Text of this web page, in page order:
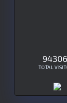
TOTAL